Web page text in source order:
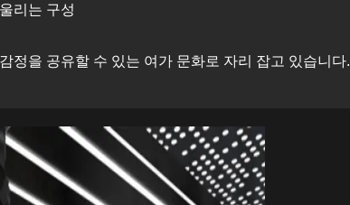
리는 구성
정을 공유할 수 있는 여가 문화로 자리 잡고 있습니다.